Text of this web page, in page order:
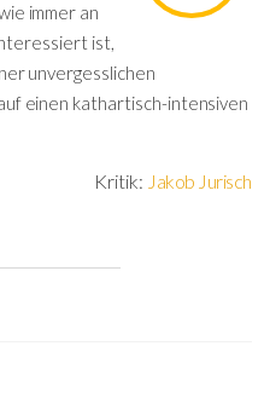
immer an
ist,
unvergesslichen
einen kathartisch-intensiven
Kritik: Jakob Jurisch